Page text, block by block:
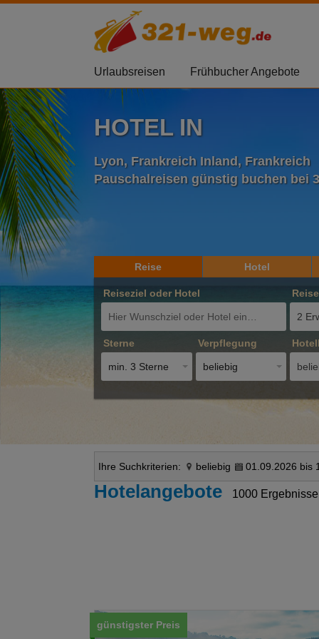
Urlaubsreisen Frühbucher Angebote
HOTEL IN
Lyon, Frankreich Inland, Frankreich
Pauschalreisen günstig buchen bei
Reise Hotel
Reiseziel oder Hotel
2
Sterne
min. 3 Sterne
Verpflegung
beliebig
Ihre Suchkriterien: beliebig 01.09.2026 bis
Hotelangebote 1000 Ergebnisse
günstigster Preis